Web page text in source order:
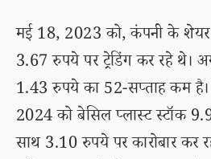
मई 18, 2023 को, कंपनी के
3.67 रुपये पर ट्रेडिंग कर रहे थे।
1.43 रुपये का 52-सप्ताह कम
2024 को बेसिल प्लास्ट स्टॉक
साथ 3.10 रुपये पर कारोबार कर